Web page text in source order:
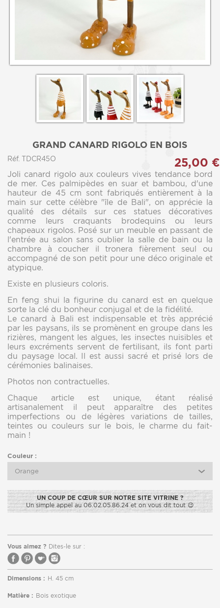
GRAND CANARD RIGOLO EN BOIS
Réf. TDCR45O
Joli canard rigolo aux couleurs vives tendance bord
de mer. Ces palmipèdes en suar et bambou, d'une
hauteur de 45 cm sont fabriqués entièrement à la
main sur cette célèbre "île de Bali", on apprécie la
qualité des détails sur ces statues décoratives
comme leurs craquants brodequins ou leurs
chapeaux rigolos. Posé sur un meuble en passant de
l'entrée au salon sans oublier la salle de bain ou la
chambre à coucher il tronera fièrement seul ou
accompagné de son petit pour une déco originale et
atypique.
Existe en plusieurs coloris.
En feng shui la figurine du canard est en quelque
sorte la clé du bonheur conjugal et de la fidélité.
Le canard à Bali est indispensable et très apprécié
par les paysans, ils se promènent en groupe dans les
rizières, mangent les algues, les insectes nuisibles et
leurs excréments servent de fertilisant, ils font parti
du paysage local. Il est aussi sacré et prisé lors de
cérémonies balinaises.
Photos non contractuelles.
Chaque article est unique, étant réalisé
artisanalement il peut apparaître des petites
imperfections ou de légères variations de tailles,
teintes ou couleurs sur le bois, le charme du fait-
main !
Couleur :
Orange
25,00 €
UN COUP DE CŒUR SUR NOTRE SITE VITRINE ?
Un simple appel au 06.02.05.86.24 et on vous dit tout 😉
Vous aimez ? Dites-le sur :
Dimensions : H. 45 cm
Matière : Bois exotique